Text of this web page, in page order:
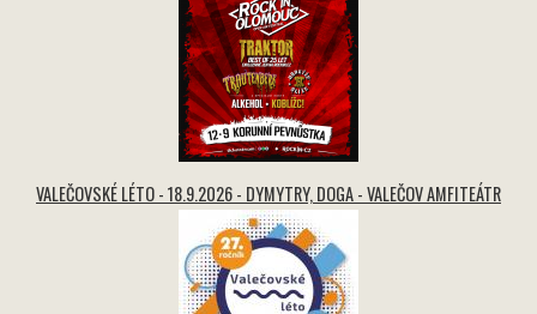
VALEČOVSKÉ LÉTO - 18.9.2026 - DYMYTRY, DOGA - VALEČOV AMFITEÁTR